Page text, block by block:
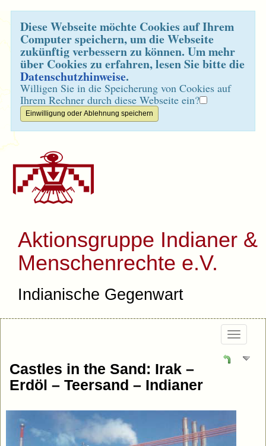
Diese Webseite möchte Cookies auf Ihrem
Computer speichern, um die Webseite
zukünftig verbessern zu können. Um mehr
über Cookies zu erfahren, lesen Sie bitte die
Datenschutzhinweise.
Willigen Sie in die Speicherung von Cookies auf
Ihrem Rechner durch diese Webseite ein?
Aktionsgruppe Indianer &
Menschenrechte e.V.
Indianische Gegenwart
Castles in the Sand: Irak –
Erdöl – Teersand – Indianer